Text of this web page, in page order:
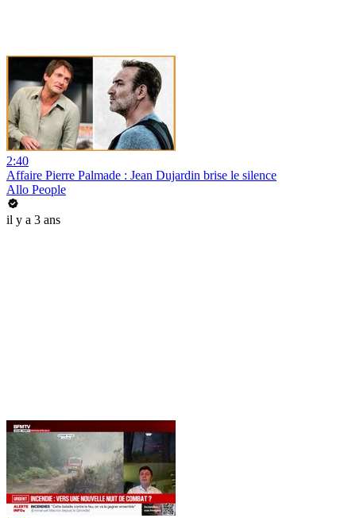
2:40
Affaire Pierre Palmade : Jean Dujardin brise le silence
Allo People
il y a 3 ans